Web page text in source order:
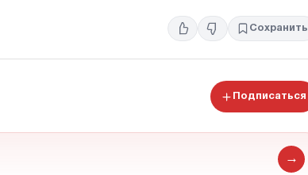
Сохранить
Подписаться
→